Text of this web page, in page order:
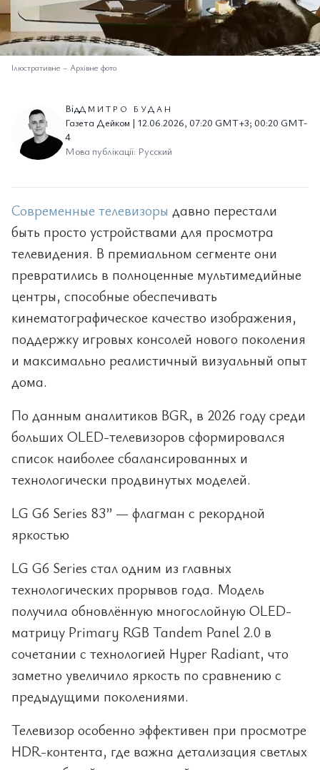
Ілюстративне – Архівне фото
ВідДМИТРО БУДАН
Газета Дейком | 12.06.2026, 07:20 GMT+3; 00:20 GMT-
4
Мова публікації: Русский
Современные телевизоры давно перестали
быть просто устройствами для просмотра
телевидения. В премиальном сегменте они
превратились в полноценные мультимедийные
центры, способные обеспечивать
кинематографическое качество изображения,
поддержку игровых консолей нового поколения
и максимально реалистичный визуальный опыт
дома.
По данным аналитиков BGR, в 2026 году среди
больших OLED-телевизоров сформировался
список наиболее сбалансированных и
технологически продвинутых моделей.
LG G6 Series 83” — флагман с рекордной
яркостью
LG G6 Series стал одним из главных
технологических прорывов года. Модель
получила обновлённую многослойную OLED-
матрицу Primary RGB Tandem Panel 2.0 в
сочетании с технологией Hyper Radiant, что
заметно увеличило яркость по сравнению с
предыдущими поколениями.
Телевизор особенно эффективен при просмотре
HDR-контента, где важна детализация светлых